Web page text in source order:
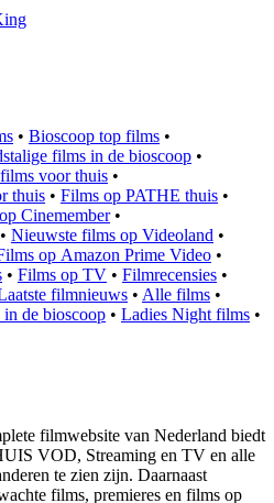
• Bioscoop top films •
films in de bioscoop •
voor thuis •
thuis • Films op PATHE thuis •
Cinemember•
• Nieuwste films op Videoland •
op Amazon Prime Video •
• Films op TV • Filmrecensies •
filmnieuws • Alle films •
de bioscoop • Ladies Night films •
filmwebsite van Nederland biedt
VOD, Streaming en TV en alle
te zien zijn. Daarnaast
films, premieres en films op